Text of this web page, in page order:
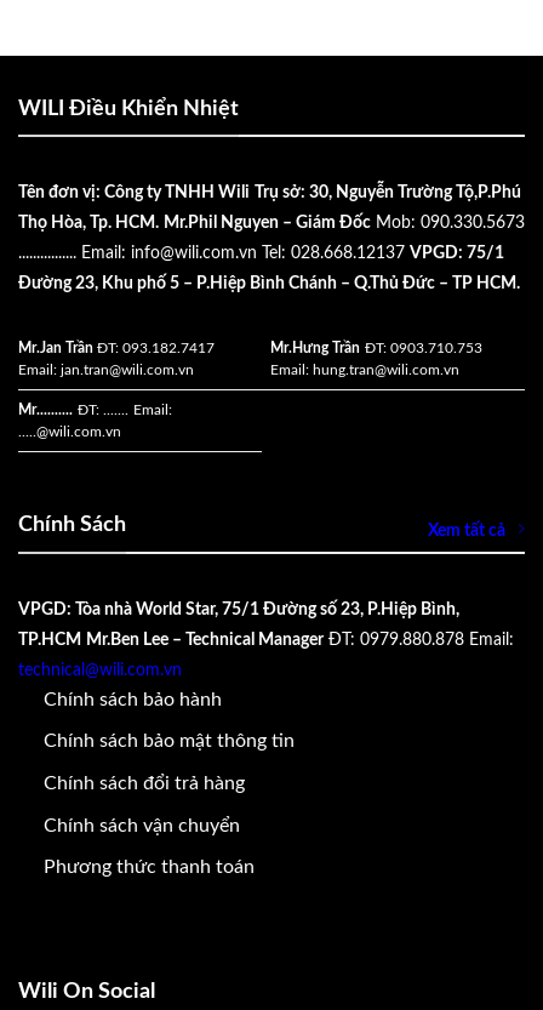
WILI Điều Khiển Nhiệt
Tên đơn vị: Công ty TNHH Wili
Trụ sở: 30, Nguyễn Trường Tộ,P.Phú
Thọ Hòa, Tp. HCM. Mr.Phil Nguyen – Giám Đốc Mob: 090.330.5673
................ Email: info@wili.com.vn Tel: 028.668.12137 VPGD: 75/1
Đường 23, Khu phố 5 – P.Hiệp Bình Chánh – Q.Thủ Đức – TP HCM.
Mr.Jan Trần ĐT: 093.182.7417
Email: jan.tran@wili.com.vn
Mr.Hưng Trần ĐT: 0903.710.753
Email: hung.tran@wili.com.vn
Mr.......... ĐT: ....... Email:
.....@wili.com.vn
Chính Sách Xem tất cả
VPGD: Tòa nhà World Star, 75/1 Đường số 23, P.Hiệp Bình,
TP.HCM Mr.Ben Lee – Technical Manager ĐT: 0979.880.878 Email:
technical@wili.com.vn
Chính sách bảo hành
Chính sách bảo mật thông tin
Chính sách đổi trả hàng
Chính sách vận chuyển
Phương thức thanh toán
Wili On Social